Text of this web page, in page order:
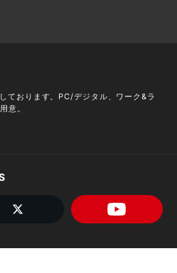
ております。PC/デジタル、ワーク&ラ
意。